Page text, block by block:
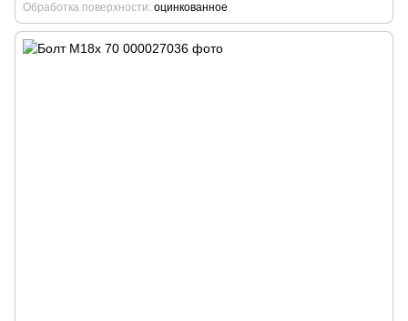
Обработка поверхности оцинкованное